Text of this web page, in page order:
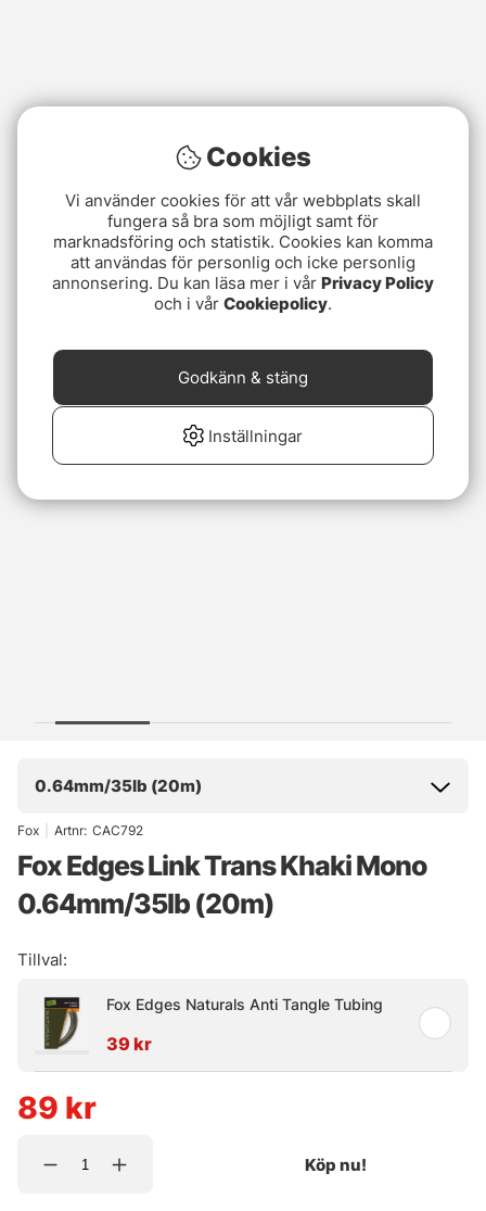
0.64mm/35lb (20m)
Fox Artnr: CAC792
Fox Edges Link Trans Khaki Mono
0.64mm/35lb (20m)
Tillval:
Fox Edges Naturals Anti Tangle Tubing
39 kr
89 kr
Köp nu!
Cookies
Vi använder cookies för att vår webbplats skall
fungera så bra som möjligt samt för
marknadsföring och statistik. Cookies kan komma
att användas för personlig och icke personlig
annonsering. Du kan läsa mer i vår Privacy Policy
och i vår Cookiepolicy.
Inställningar
Godkänn & stäng